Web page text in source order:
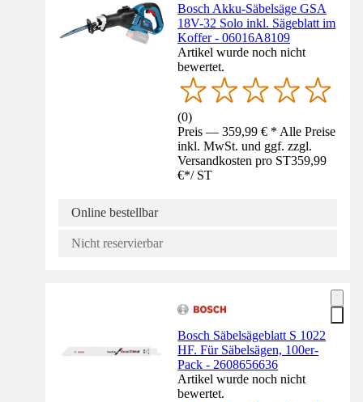
Bosch Akku-Säbelsäge GSA
18V-32 Solo inkl. Sägeblatt im
Koffer - 06016A8109
Artikel wurde noch nicht
bewertet.
(0)
Preis — 359,99 € * Alle Preise
inkl. MwSt. und ggf. zzgl.
Versandkosten pro ST359,99
€*/ ST
Online bestellbar
Nicht reservierbar
Bosch Säbelsägeblatt S 1022
HF. Für Säbelsägen, 100er-
Pack - 2608656636
Artikel wurde noch nicht
bewertet.